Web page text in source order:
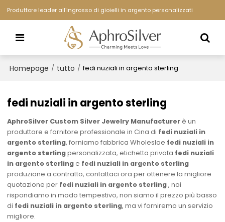
Produttore leader all'ingrosso di gioielli in argento personalizzati
Homepage / tutto / fedi nuziali in argento sterling
fedi nuziali in argento sterling
AphroSilver Custom Silver Jewelry Manufacturerè un
produttore e fornitore professionale in Cina di fedi nuziali in
argento sterling, forniamo fabbrica Wholeslae fedi nuziali in
argento sterlingpersonalizzata, etichetta privata fedi nuziali
in argento sterlinge fedi nuziali in argento sterling
produzione a contratto, contattaci ora per ottenere la migliore
quotazione per fedi nuziali in argento sterling, noi
rispondiamo in modo tempestivo, non siamo il prezzo più basso
di fedi nuziali in argento sterling, ma vi forniremo un servizio
migliore.